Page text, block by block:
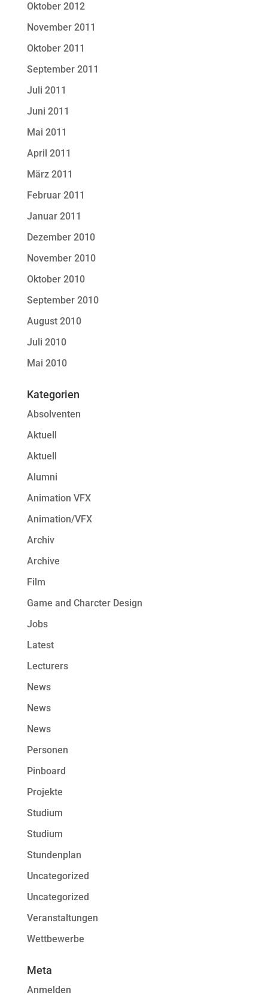
Oktober 2012
November 2011
Oktober 2011
September 2011
Juli 2011
Juni 2011
Mai 2011
April 2011
März 2011
Februar 2011
Januar 2011
Dezember 2010
November 2010
Oktober 2010
September 2010
August 2010
Juli 2010
Mai 2010
Kategorien
Absolventen
Aktuell
Aktuell
Alumni
Animation VFX
Animation/VFX
Archiv
Archive
Film
Game and Charcter Design
Jobs
Latest
Lecturers
News
News
News
Personen
Pinboard
Projekte
Studium
Studium
Stundenplan
Uncategorized
Uncategorized
Veranstaltungen
Wettbewerbe
Meta
Anmelden